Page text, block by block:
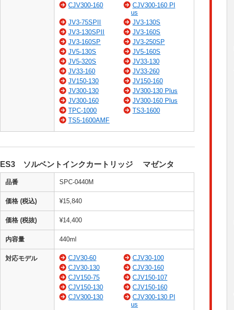
CJV300-160
CJV300-160 Pl
us
JV3-75SPII
JV3-130S
JV3-130SPII
JV3-160S
JV3-160SP
JV3-250SP
JV5-130S
JV5-160S
JV5-320S
JV33-130
JV33-160
JV33-260
JV150-130
JV150-160
JV300-130
JV300-130 Plus
JV300-160
JV300-160 Plus
TPC-1000
TS3-1600
TS5-1600AMF
ES3 ソルベントインクカートリッジ マゼンタ
品番 SPC-0440M
価格 (税込) ¥15,840
価格 (税抜) ¥14,400
内容量 440ml
対応モデル CJV30-60
CJV30-100
CJV30-130
CJV30-160
CJV150-75
CJV150-107
CJV150-130
CJV150-160
CJV300-130
CJV300-130 Pl
us